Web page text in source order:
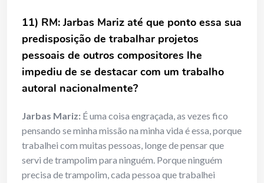
11) RM: Jarbas Mariz até que ponto essa sua
predisposição de trabalhar projetos
pessoais de outros compositores lhe
impediu de se destacar com um trabalho
autoral nacionalmente?
Jarbas Mariz: É uma coisa engraçada, as vezes fico
pensando se minha missão na minha vida é essa, porque
trabalhei com muitas pessoas, longe de pensar que
servi de trampolim para ninguém. Porque ninguém
precisa de trampolim, cada pessoa que trabalhei